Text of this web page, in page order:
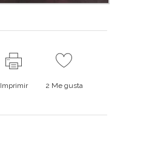
Imprimir 2 Me gusta